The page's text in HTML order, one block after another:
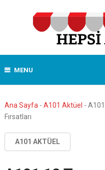
MENU
Ana Sayfa - A101 Aktüel -
Fırsatları
A101 AKTÜEL